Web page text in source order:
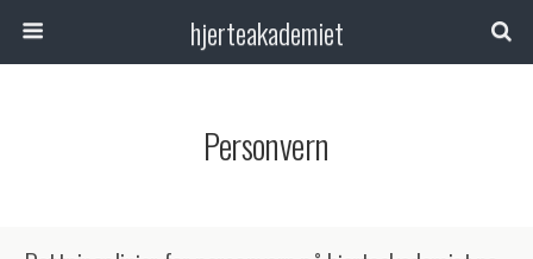
hjerteakademiet
Personvern